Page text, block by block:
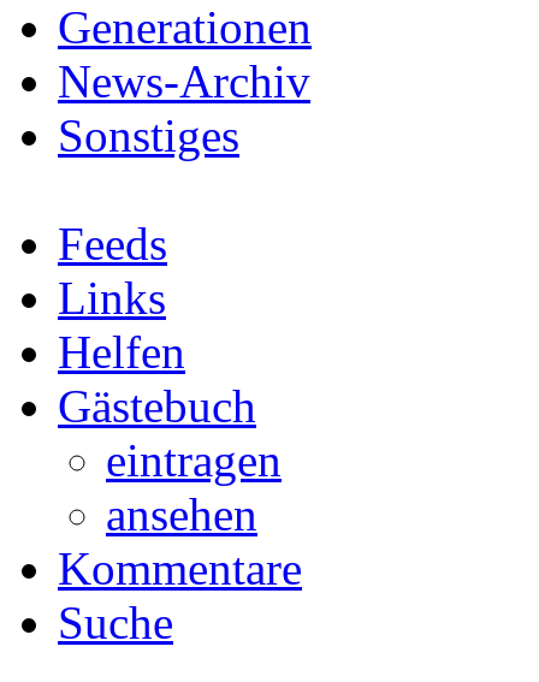
Generationen
News-Archiv
Sonstiges
Feeds
Links
Helfen
Gästebuch
eintragen
ansehen
Kommentare
Suche